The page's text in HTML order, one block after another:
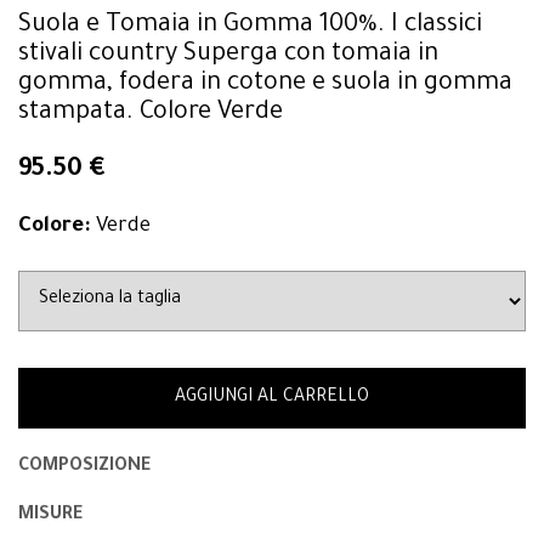
Suola e Tomaia in Gomma 100%. I classici
stivali country Superga con tomaia in
gomma, fodera in cotone e suola in gomma
stampata. Colore Verde
95.50 €
Colore: Verde
AGGIUNGI AL CARRELLO
COMPOSIZIONE
MISURE